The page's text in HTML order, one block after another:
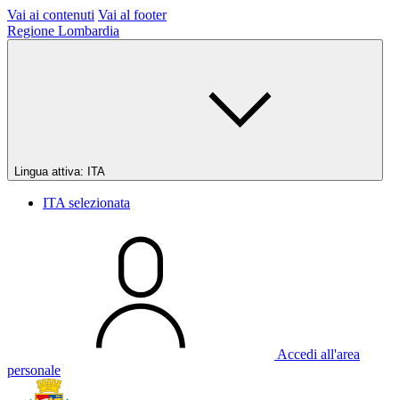
Vai ai contenuti Vai al footer
Regione Lombardia
Lingua attiva: ITA
ITA selezionata
Accedi all'area
personale